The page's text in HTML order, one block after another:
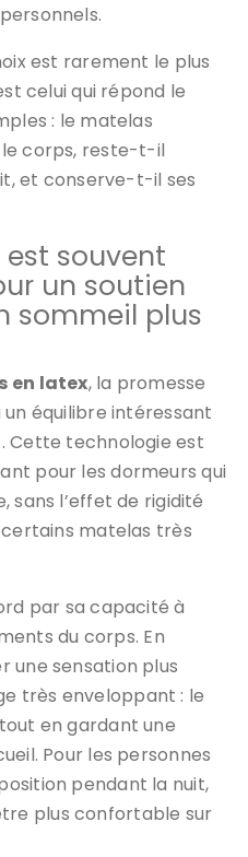
est rarement le plus
celui qui répond le
: le matelas
corps, reste-t-il
et conserve-t-il ses
est souvent
un soutien
sommeil plus
en latex, la promesse
équilibre intéressant
Cette technologie est
pour les dormeurs qui
sans l’effet de rigidité
certains matelas très
par sa capacité à
du corps. En
une sensation plus
très enveloppant : le
en gardant une
Pour les personnes
pendant la nuit,
plus confortable sur